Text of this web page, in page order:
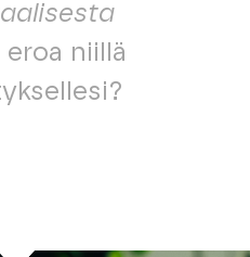
niillä